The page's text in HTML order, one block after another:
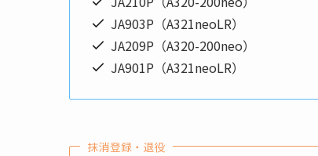
JA903P（A321neoLR）
JA209P（A320-200neo）
JA901P（A321neoLR）
抹消登録・退役